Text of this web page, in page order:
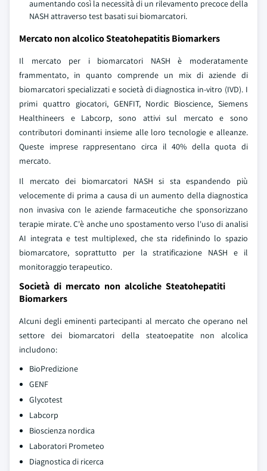
aumentando così la necessità di un rilevamento precoce della
NASH attraverso test basati sui biomarcatori.
Mercato non alcolico Steatohepatitis Biomarkers
Il mercato per i biomarcatori NASH è moderatamente
frammentato, in quanto comprende un mix di aziende di
biomarcatori specializzati e società di diagnostica in-vitro (IVD). I
primi quattro giocatori, GENFIT, Nordic Bioscience, Siemens
Healthineers e Labcorp, sono attivi sul mercato e sono
contributori dominanti insieme alle loro tecnologie e alleanze.
Queste imprese rappresentano circa il 40% della quota di
mercato.
Il mercato dei biomarcatori NASH si sta espandendo più
velocemente di prima a causa di un aumento della diagnostica
non invasiva con le aziende farmaceutiche che sponsorizzano
terapie mirate. C'è anche uno spostamento verso l'uso di analisi
AI integrata e test multiplexed, che sta ridefinindo lo spazio
biomarcatore, soprattutto per la stratificazione NASH e il
monitoraggio terapeutico.
Società di mercato non alcoliche Steatohepatiti
Biomarkers
Alcuni degli eminenti partecipanti al mercato che operano nel
settore dei biomarcatori della steatoepatite non alcolica
includono:
BioPredizione
GENF
Glycotest
Labcorp
Bioscienza nordica
Laboratori Prometeo
Diagnostica di ricerca